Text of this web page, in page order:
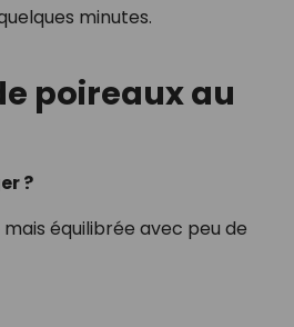
minutes.
poireaux au
?
équilibrée avec peu de